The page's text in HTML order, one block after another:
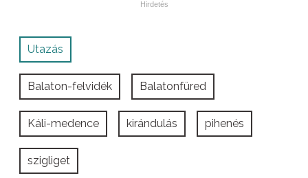
Utazás
Balaton-felvidék Balatonfüred
Káli-medence kirándulás pihenés
szigliget